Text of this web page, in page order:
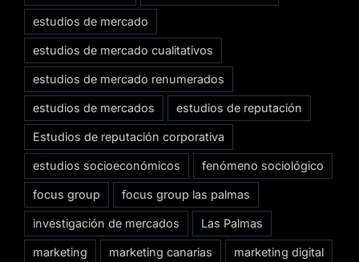
estudios de mercado
estudios de mercado cualitativos
estudios de mercado renumerados
estudios de mercados estudios de reputación
Estudios de reputación corporativa
estudios socioeconómicos fenómeno sociológico
focus group focus group las palmas
investigación de mercados Las Palmas
marketing marketing canarias marketing digital